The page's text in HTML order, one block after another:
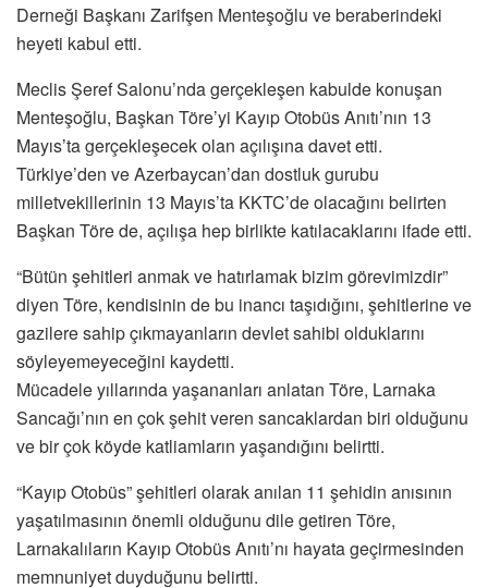
Derneği Başkanı Zarifşen Menteşoğlu ve beraberindeki
heyeti kabul etti.
Meclis Şeref Salonu’nda gerçekleşen kabulde konuşan
Menteşoğlu, Başkan Töre’yi Kayıp Otobüs Anıtı’nın 13
Mayıs’ta gerçekleşecek olan açılışına davet etti.
Türkiye’den ve Azerbaycan’dan dostluk gurubu
milletvekillerinin 13 Mayıs’ta KKTC’de olacağını belirten
Başkan Töre de, açılışa hep birlikte katılacaklarını ifade etti.
“Bütün şehitleri anmak ve hatırlamak bizim görevimizdir”
diyen Töre, kendisinin de bu inancı taşıdığını, şehitlerine ve
gazilere sahip çıkmayanların devlet sahibi olduklarını
söyleyemeyeceğini kaydetti.
Mücadele yıllarında yaşananları anlatan Töre, Larnaka
Sancağı’nın en çok şehit veren sancaklardan biri olduğunu
ve bir çok köyde katliamların yaşandığını belirtti.
“Kayıp Otobüs” şehitleri olarak anılan 11 şehidin anısının
yaşatılmasının önemli olduğunu dile getiren Töre,
Larnakalıların Kayıp Otobüs Anıtı’nı hayata geçirmesinden
memnuniyet duyduğunu belirtti.